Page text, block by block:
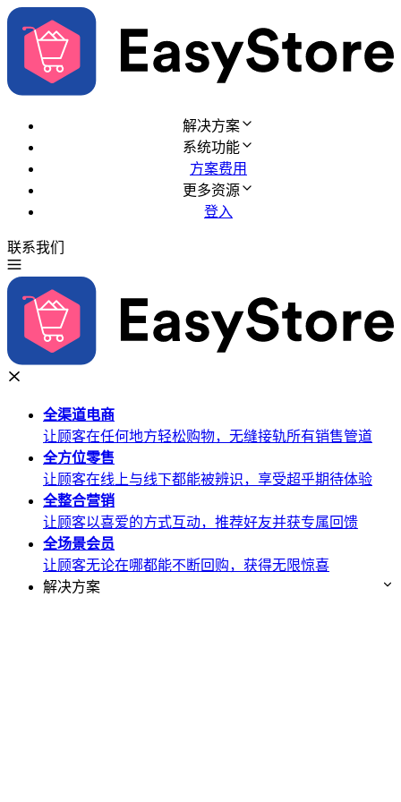
解决方案
系统功能
方案费用
更多资源
登入
联系我们
全渠道电商
让顾客在任何地方轻松购物，无缝接轨所有销售管道
全方位零售
让顾客在线上与线下都能被辨识，享受超乎期待体验
全整合营销
让顾客以喜爱的方式互动，推荐好友并获专属回馈
全场景会员
让顾客无论在哪都能不断回购，获得无限惊喜
解决方案